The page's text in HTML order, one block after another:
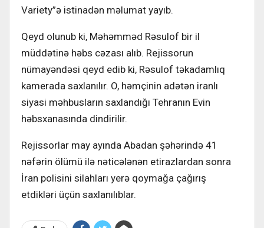
Variety”ə istinadən məlumat yayıb.
Qeyd olunub ki, Məhəmməd Rəsulof bir il
müddətinə həbs cəzası alıb. Rejissorun
nümayəndəsi qeyd edib ki, Rəsulof təkadamlıq
kamerada saxlanılır. O, həmçinin adətən iranlı
siyasi məhbusların saxlandığı Tehranın Evin
həbsxanasında dindirilir.
Rejissorlar may ayında Abadan şəhərində 41
nəfərin ölümü ilə nəticələnən etirazlardan sonra
İran polisini silahları yerə qoymağa çağırış
etdikləri üçün saxlanılıblar.